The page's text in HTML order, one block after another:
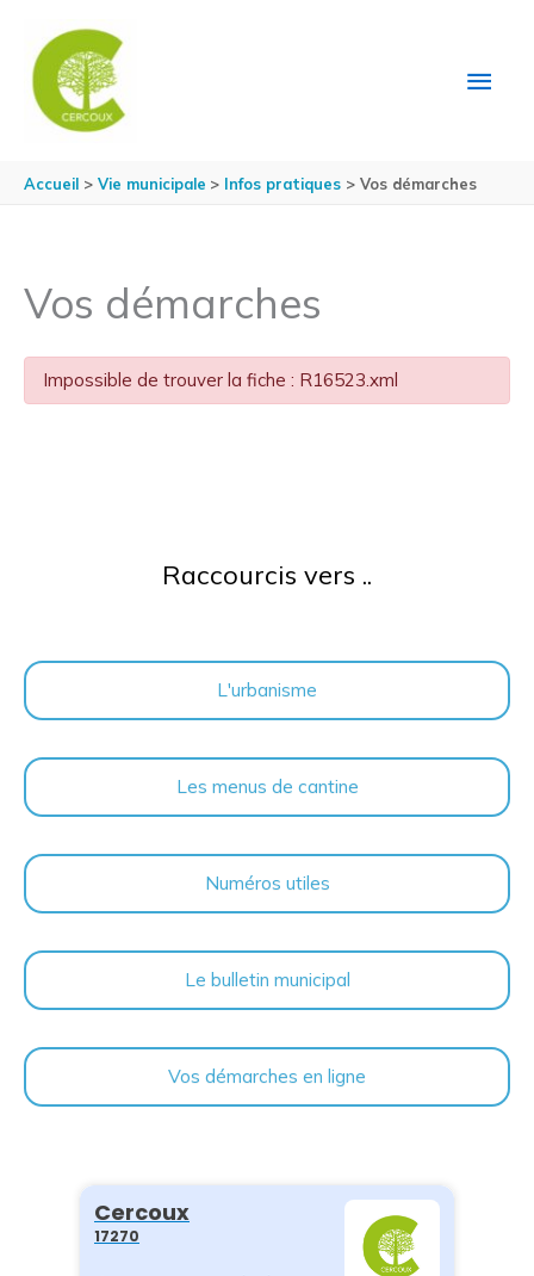
Accueil Vie municipale Infos pratiques Vos démarches
Vos démarches
Impossible de trouver la fiche : R16523.xml
Raccourcis vers ..
L'urbanisme
Les menus de cantine
Numéros utiles
Le bulletin municipal
Vos démarches en ligne